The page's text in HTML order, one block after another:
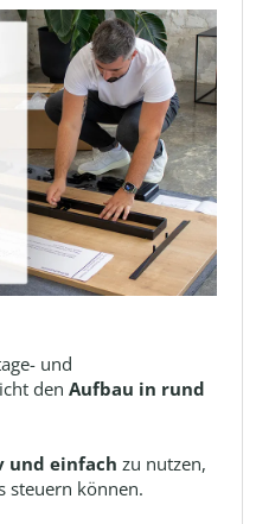
und
den Aufbau in rund
einfach zu nutzen,
steuern können.